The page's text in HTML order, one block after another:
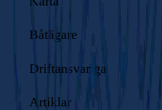
Båtägare
Driftansvariga
Artiklar